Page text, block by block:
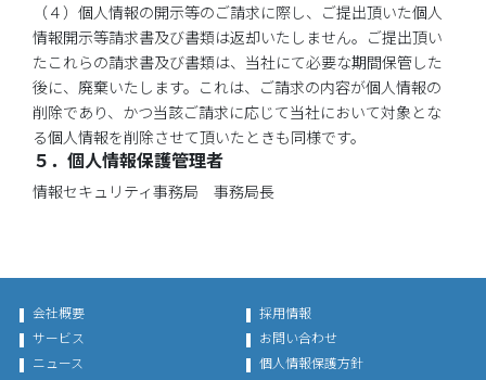
（４）個人情報の開示等のご請求に際し、ご提出頂いた個人
情報開示等請求書及び書類は返却いたしません。ご提出頂い
たこれらの請求書及び書類は、当社にて必要な期間保管した
後に、廃棄いたします。これは、ご請求の内容が個人情報の
削除であり、かつ当該ご請求に応じて当社において対象とな
る個人情報を削除させて頂いたときも同様です。
５．個人情報保護管理者
情報セキュリティ事務局 事務局長
会社概要
採用情報
サービス
お問い合わせ
ニュース
個人情報保護方針